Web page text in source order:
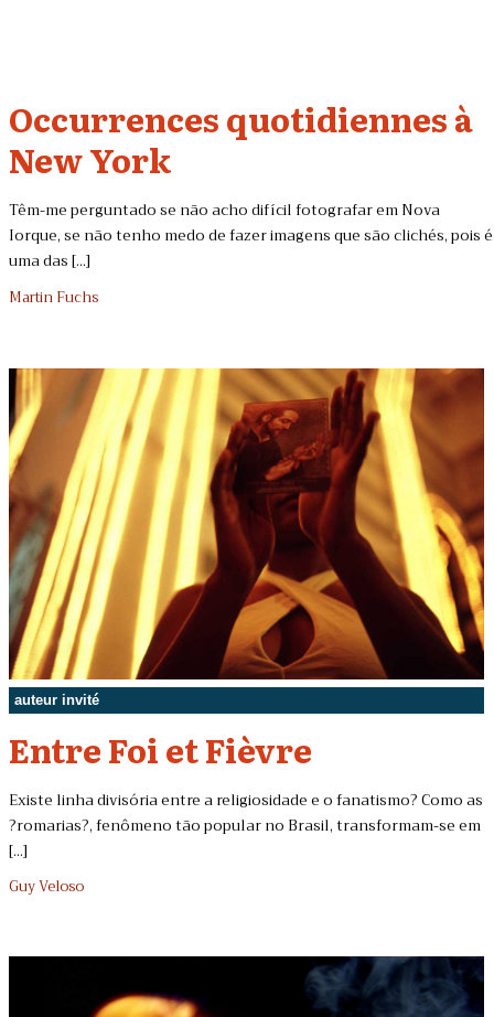
Occurrences quotidiennes à
New York
Têm-me perguntado se não acho difícil fotografar em Nova
Iorque, se não tenho medo de fazer imagens que são clichés, pois é
uma das [...]
Martin Fuchs
auteur invité
Entre Foi et Fièvre
Existe linha divisória entre a religiosidade e o fanatismo? Como as
?romarias?, fenômeno tão popular no Brasil, transformam-se em
[...]
Guy Veloso